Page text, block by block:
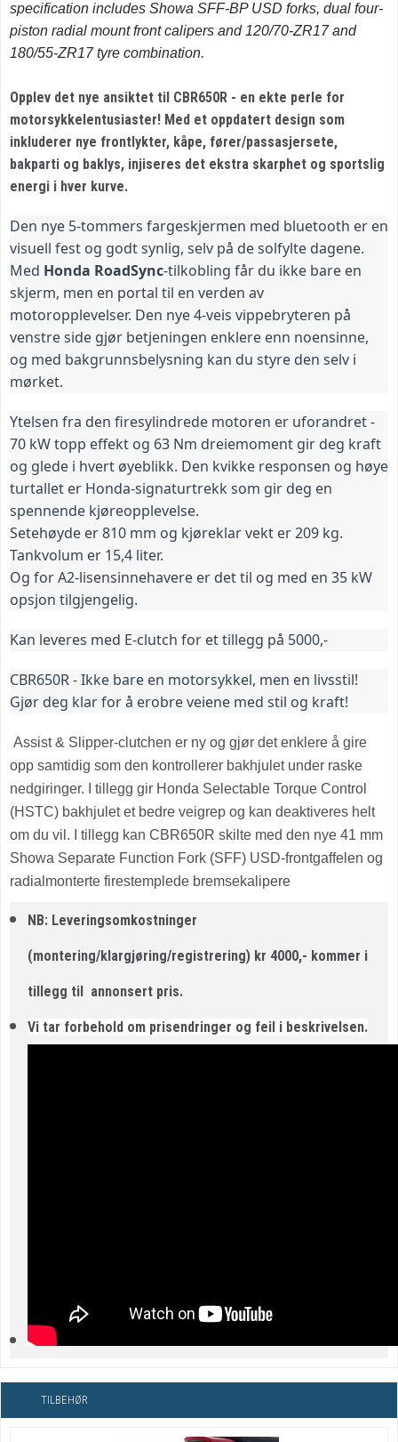
specification includes Showa SFF-BP USD forks, dual four-
piston radial mount front calipers and 120/70-ZR17 and
180/55-ZR17 tyre combination.
Opplev det nye ansiktet til CBR650R - en ekte perle for
motorsykkelentusiaster! Med et oppdatert design som
inkluderer nye frontlykter, kåpe, fører/passasjersete,
bakparti og baklys, injiseres det ekstra skarphet og sportslig
energi i hver kurve.
Den nye 5-tommers fargeskjermen med bluetooth er en
visuell fest og godt synlig, selv på de solfylte dagene.
Med Honda RoadSync-tilkobling får du ikke bare en
skjerm, men en portal til en verden av
motoropplevelser. Den nye 4-veis vippebryteren på
venstre side gjør betjeningen enklere enn noensinne,
og med bakgrunnsbelysning kan du styre den selv i
mørket.
Ytelsen fra den firesylindrede motoren er uforandret -
70 kW topp effekt og 63 Nm dreiemoment gir deg kraft
og glede i hvert øyeblikk. Den kvikke responsen og høye
turtallet er Honda-signaturtrekk som gir deg en
spennende kjøreopplevelse.
Setehøyde er 810 mm og kjøreklar vekt er 209 kg.
Tankvolum er 15,4 liter.
Og for A2-lisensinnehavere er det til og med en 35 kW
opsjon tilgjengelig.
Kan leveres med E-clutch for et tillegg på 5000,-
CBR650R - Ikke bare en motorsykkel, men en livsstil!
Gjør deg klar for å erobre veiene med stil og kraft!
Assist & Slipper-clutchen er ny og gjør det enklere å gire
opp samtidig som den kontrollerer bakhjulet under raske
nedgiringer. I tillegg gir Honda Selectable Torque Control
(HSTC) bakhjulet et bedre veigrep og kan deaktiveres helt
om du vil. I tillegg kan CBR650R skilte med den nye 41 mm
Showa Separate Function Fork (SFF) USD-frontgaffelen og
radialmonterte firestemplede bremsekalipere
NB: Leveringsomkostninger
(montering/klargjøring/registrering) kr 4000,- kommer i
tillegg til annonsert pris.
Vi tar forbehold om prisendringer og feil i beskrivelsen.
TILBEHØR